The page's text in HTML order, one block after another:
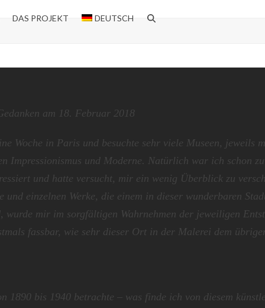
DAS PROJEKT DEUTSCH
am 18. Februar 2018
Woche in Paris und besuchte sehr viele Museen, jeweils
Impressionismus und Moderne. Natürlich war ich schon
und hatte versucht, mir ein wenig Überblick zu
und einzelnen Werke, die einem in dieser wunderbaren
wurde mir im sorgfältigen Wahrnehmen der jeweiligen
fassbar, wie sehr dieser Ort in der Malerei dem
1890 bis 1940 betrachte – was finde ich von diesem